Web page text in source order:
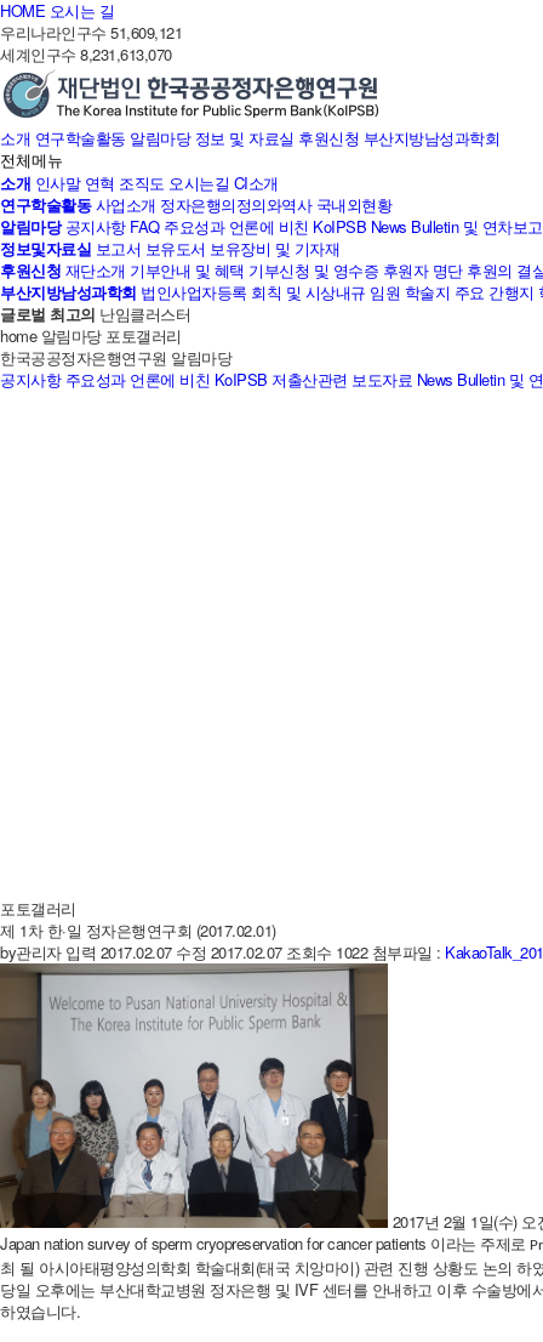
HOME 오시는 길
우리나라인구수 51,609,121
세계인구수 8,231,613,070
소개 연구학술활동 알림마당 정보 및 자료실 후원신청 부산지방남성과학회
전체메뉴
소개 인사말 연혁 조직도 오시는길 CI소개
연구학술활동 사업소개 정자은행의정의와역사 국내외현황
알림마당 공지사항 FAQ 주요성과 언론에 비친 KoIPSB News Bulletin 및 연차보
정보및자료실 보고서 보유도서 보유장비 및 기자재
후원신청 재단소개 기부안내 및 혜택 기부신청 및 영수증 후원자 명단 후원의 결
부산지방남성과학회 법인사업자등록 회칙 및 시상내규 임원 학술지 주요 간행지
글로벌 최고의 난임클러스터
home 알림마당 포토갤러리
한국공공정자은행연구원 알림마당
공지사항 주요성과 언론에 비친 KoIPSB 저출산관련 보도자료 News Bulletin 및
포토갤러리
제 1차 한·일 정자은행연구회 (2017.02.01)
by관리자 입력 2017.02.07 수정 2017.02.07 조회수 1022 첨부파일 :
2017년 2월 1일(수) 오
Japan nation survey of sperm cryopreservation for cancer patients 이라는 주제로
최 될 아시아태평양성의학회 학술대회(태국 치앙마이) 관련 진행 상황도 논의 하
당일 오후에는 부산대학교병원 정자은행 및 IVF센터를 안내하고 이후 수술방에
하였습니다.